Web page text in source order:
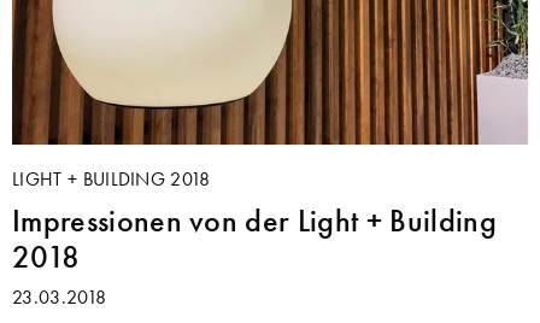
LIGHT + BUILDING 2018
Impressionen von der Light + Building
2018
23.03.2018